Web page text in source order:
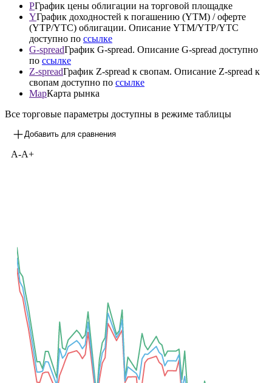
PГрафик цены облигации на торговой площадке
YГрафик доходностей к погашению (YTM) / оферте
(YTP/YTC) облигации. Описание YTM/YTP/YTC
доступно по ссылке
G-spreadГрафик G-spread. Описание G-spread доступно
по ссылке
Z-spreadГрафик Z-spread к свопам. Описание Z-spread к
свопам доступно по ссылке
MapКарта рынка
Все торговые параметры доступны в режиме таблицы
Добавить для сравнения